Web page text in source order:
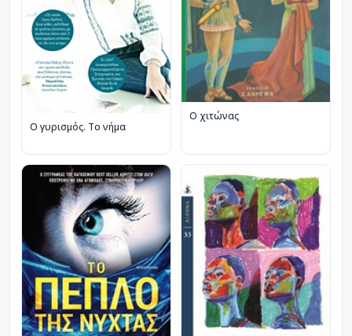
Ο γυρισμός. Το νήμα
Ο χιτώνας